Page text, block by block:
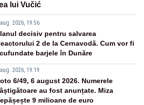
lui Vučić
2026, 19:56
decisiv pentru salvarea
2 de la Cernavodă. Cum vor fi
barjele în Dunăre
2026, 19:19
6/49, 6 august 2026. Numerele
au fost anunțate. Miza
9 milioane de euro